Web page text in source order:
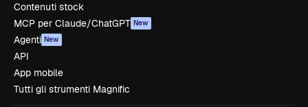
Contenuti stock
MCP per Claude/ChatGPT New
Agenti New
API
App mobile
Tutti gli strumenti Magnific